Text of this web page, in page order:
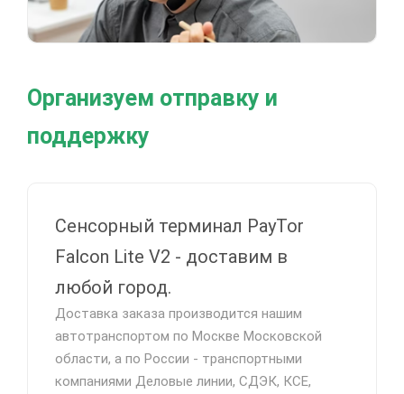
Организуем отправку и
поддержку
Сенсорный терминал PayTor
Falcon Lite V2 - доставим в
любой город.
Доставка заказа производится нашим
автотранспортом по Москве Московской
области, а по России - транспортными
компаниями Деловые линии, СДЭК, КСЕ,